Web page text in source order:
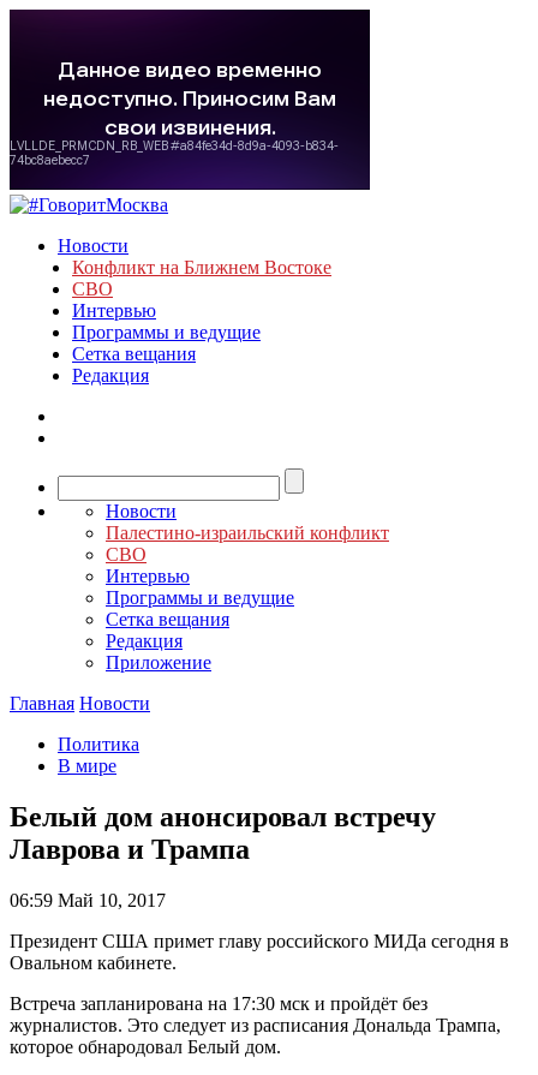
Новости
Конфликт на Ближнем Востоке
СВО
Интервью
Программы и ведущие
Сетка вещания
Редакция
Новости
Палестино-израильский конфликт
СВО
Интервью
Программы и ведущие
Сетка вещания
Редакция
Приложение
Главная Новости
Политика
В мире
Белый дом анонсировал встречу
Лаврова и Трампа
06:59 Май 10, 2017
Президент США примет главу российского МИДа сегодня в
Овальном кабинете.
Встреча запланирована на 17:30 мск и пройдёт без
журналистов. Это следует из расписания Дональда Трампа,
которое обнародовал Белый дом.